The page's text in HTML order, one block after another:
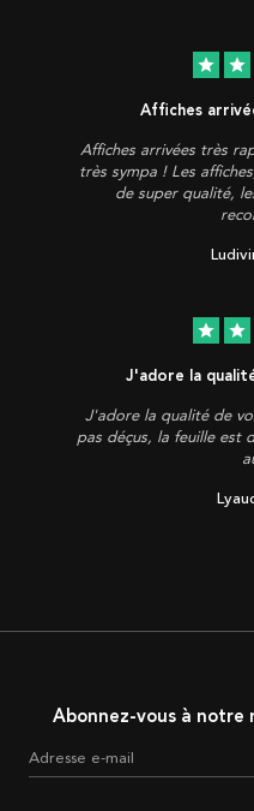
star star
Affiches
Affiches arrivées très
très sympa ! Les
de super qualité,
star star
J'adore la
J'adore la qualité de
pas déçus, la feuille est
Abonnez-vous à notre
Adresse e-mail